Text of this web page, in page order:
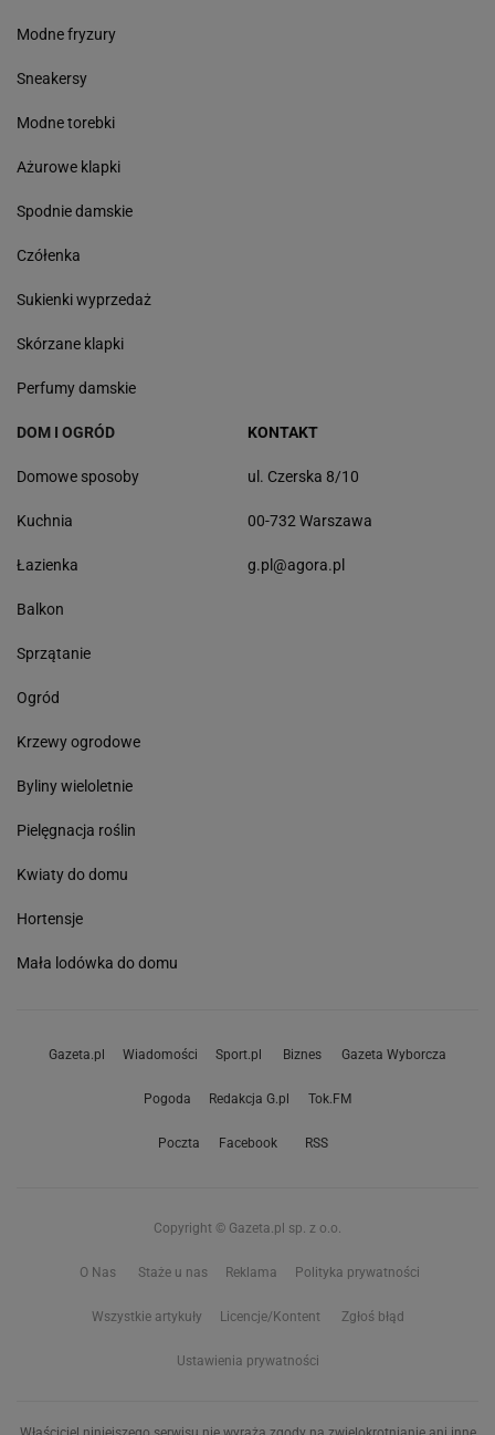
Modne fryzury
Sneakersy
Modne torebki
Ażurowe klapki
Spodnie damskie
Czółenka
Sukienki wyprzedaż
Skórzane klapki
Perfumy damskie
DOM I OGRÓD
Domowe sposoby
Kuchnia
Łazienka
Balkon
Sprzątanie
Ogród
Krzewy ogrodowe
Byliny wieloletnie
Pielęgnacja roślin
Kwiaty do domu
Hortensje
Mała lodówka do domu
KONTAKT
ul. Czerska 8/10
00-732 Warszawa
g.pl@agora.pl
Gazeta.pl Wiadomości Sport.pl Biznes Gazeta Wyborcza
Pogoda Redakcja G.pl Tok.FM
Poczta Facebook RSS
Copyright © Gazeta.pl sp. z o.o.
O Nas Staże u nas Reklama Polityka prywatności
Wszystkie artykuły Licencje/Kontent Zgłoś błąd
Ustawienia prywatności